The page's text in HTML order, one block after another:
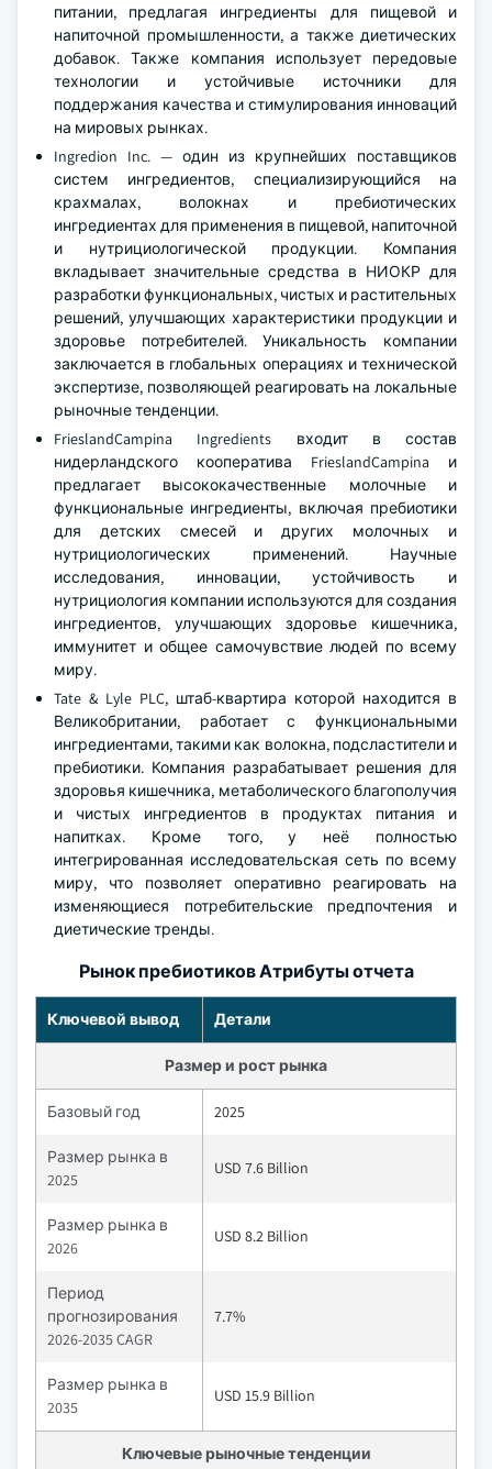
питании, предлагая ингредиенты для пищевой и
напиточной промышленности, а также диетических
добавок. Также компания использует передовые
технологии и устойчивые источники для
поддержания качества и стимулирования инноваций
на мировых рынках.
Ingredion Inc. — один из крупнейших поставщиков
систем ингредиентов, специализирующийся на
крахмалах, волокнах и пребиотических
ингредиентах для применения в пищевой, напиточной
и нутрициологической продукции. Компания
вкладывает значительные средства в НИОКР для
разработки функциональных, чистых и растительных
решений, улучшающих характеристики продукции и
здоровье потребителей. Уникальность компании
заключается в глобальных операциях и технической
экспертизе, позволяющей реагировать на локальные
рыночные тенденции.
FrieslandCampina Ingredients входит в состав
нидерландского кооператива FrieslandCampina и
предлагает высококачественные молочные и
функциональные ингредиенты, включая пребиотики
для детских смесей и других молочных и
нутрициологических применений. Научные
исследования, инновации, устойчивость и
нутрициология компании используются для создания
ингредиентов, улучшающих здоровье кишечника,
иммунитет и общее самочувствие людей по всему
миру.
Tate & Lyle PLC, штаб-квартира которой находится в
Великобритании, работает с функциональными
ингредиентами, такими как волокна, подсластители и
пребиотики. Компания разрабатывает решения для
здоровья кишечника, метаболического благополучия
и чистых ингредиентов в продуктах питания и
напитках. Кроме того, у неё полностью
интегрированная исследовательская сеть по всему
миру, что позволяет оперативно реагировать на
изменяющиеся потребительские предпочтения и
диетические тренды.
Рынок пребиотиков Атрибуты отчета
Ключевой вывод Детали
Размер и рост рынка
Базовый год 2025
Размер рынка в
2025
USD 7.6 Billion
Размер рынка в
2026
USD 8.2 Billion
Период
прогнозирования
2026-2035 CAGR
7.7%
Размер рынка в
2035
USD 15.9 Billion
Ключевые рыночные тенденции